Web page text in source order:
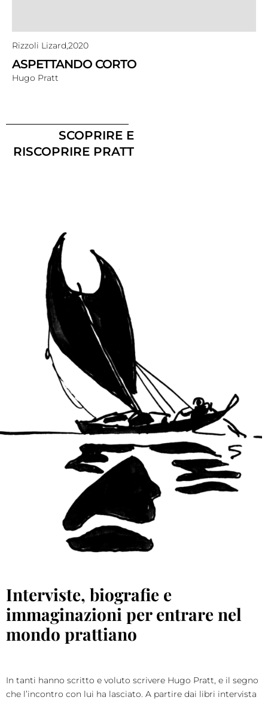
Rizzoli Lizard,2020
ASPETTANDO CORTO
Hugo Pratt
SCOPRIRE E
RISCOPRIRE PRATT
Interviste, biografie e
immaginazioni per entrare nel
mondo prattiano
In tanti hanno scritto e voluto scrivere Hugo Pratt, e il segno
che l’incontro con lui ha lasciato. A partire dai libri intervista